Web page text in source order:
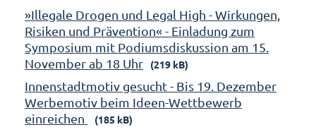
»Illegale Drogen und Legal High - Wirkungen,
Risiken und Prävention« - Einladung zum
Symposium mit Podiumsdiskussion am 15.
November ab 18 Uhr
(219 kB)
Innenstadtmotiv gesucht - Bis 19. Dezember
Werbemotiv beim Ideen-Wettbewerb
einreichen
(185 kB)